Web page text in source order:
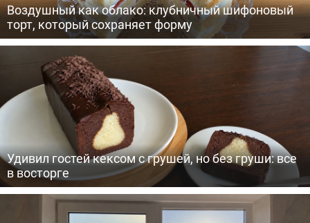
Воздушный как облако: клубничный шифоновый
торт, который сохраняет форму
Удивил гостей кексом с грушей, но без груши: все
в восторге